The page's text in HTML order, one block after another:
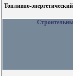
Топливно-